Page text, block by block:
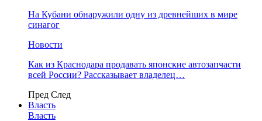
На Кубани обнаружили одну из древнейших в мире
синагог
Новости
Как из Краснодара продавать японские автозапчасти
всей России? Рассказывает владелец…
Пред След
Власть
Власть